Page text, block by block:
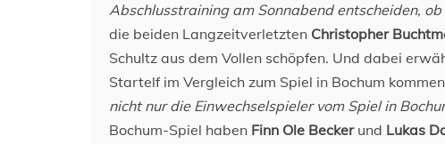
Abschlusstraining am Sonnabend entscheiden,
die beiden Langzeitverletzten Christopher
Schultz aus dem Vollen schöpfen. Und dabei
Startelf im Vergleich zum Spiel in Bochum
nicht nur die Einwechselspieler vom Spiel in
Bochum-Spiel haben Finn Ole Beckerund Lukas